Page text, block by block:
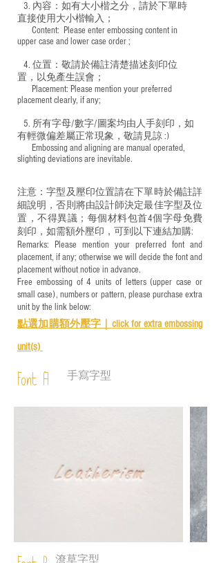
3. 內容：如有大小楷之分，請於下單時
直接使用大小楷輸入；
​ Content: Please enter embossing content in
upper case and lower case order ;
4. 位置：敬請於備註清楚描述刻印位
置，以免產生誤會；
​ Placement: Please mention your preferred
placement clearly, if any;
5. 所有字母/數字/圖案均由人手刻印，如
有輕微偏差屬正常現象，敬請見諒 :)
​ Embossing and aligning are manual operated,
slighting deviations are inevitable.
注意：字型及壓印位置請在下單時於備註詳
細說明，否則將由設計師決定最佳字型及位
置，不得異議；每個材料包首4個字母免費
刻印，如需額外壓印，可到以下連結加購:
Remarks: Please mention your preferred font and
placement, if any; otherwise we will decide the font and
placement without notice in advance.
Free embossing of 4 units of letters (upper case or
small case), numbers or pattern, please purchase extra
unit by the link below:
點選加購額外壓字｜ click for extra embossing
unit(s)
Font A 手寫字型
潦草字型